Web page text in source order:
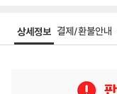
상세정보 결제/환불안내